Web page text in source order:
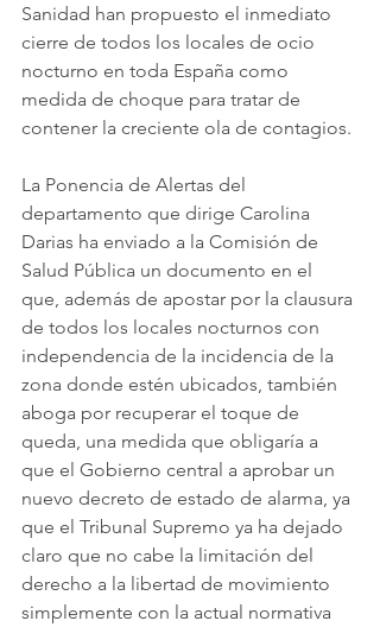
Sanidad han propuesto el inmediato
cierre de todos los locales de ocio
nocturno en toda España como
medida de choque para tratar de
contener la creciente ola de contagios.
La Ponencia de Alertas del
departamento que dirige Carolina
Darias ha enviado a la Comisión de
Salud Pública un documento en el
que, además de apostar por la clausura
de todos los locales nocturnos con
independencia de la incidencia de la
zona donde estén ubicados, también
aboga por recuperar el toque de
queda, una medida que obligaría a
que el Gobierno central a aprobar un
nuevo decreto de estado de alarma, ya
que el Tribunal Supremo ya ha dejado
claro que no cabe la limitación del
derecho a la libertad de movimiento
simplemente con la actual normativa